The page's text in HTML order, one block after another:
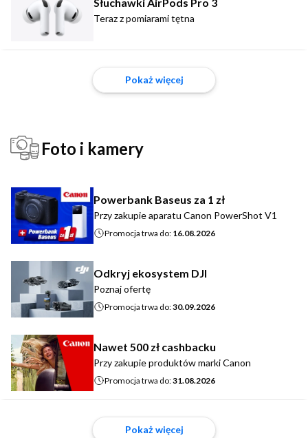
Teraz z pomiarami tętna
Pokaż więcej
Foto i kamery
Powerbank Baseus za 1 zł
Przy zakupie aparatu Canon PowerShot V1
Promocja trwa do: 16.08.2026
Odkryj ekosystem DJI
Poznaj ofertę
Promocja trwa do:30.09.2026
Nawet 500 zł cashbacku
Przy zakupie produktów marki Canon
Promocja trwa do:31.08.2026
Pokaż więcej